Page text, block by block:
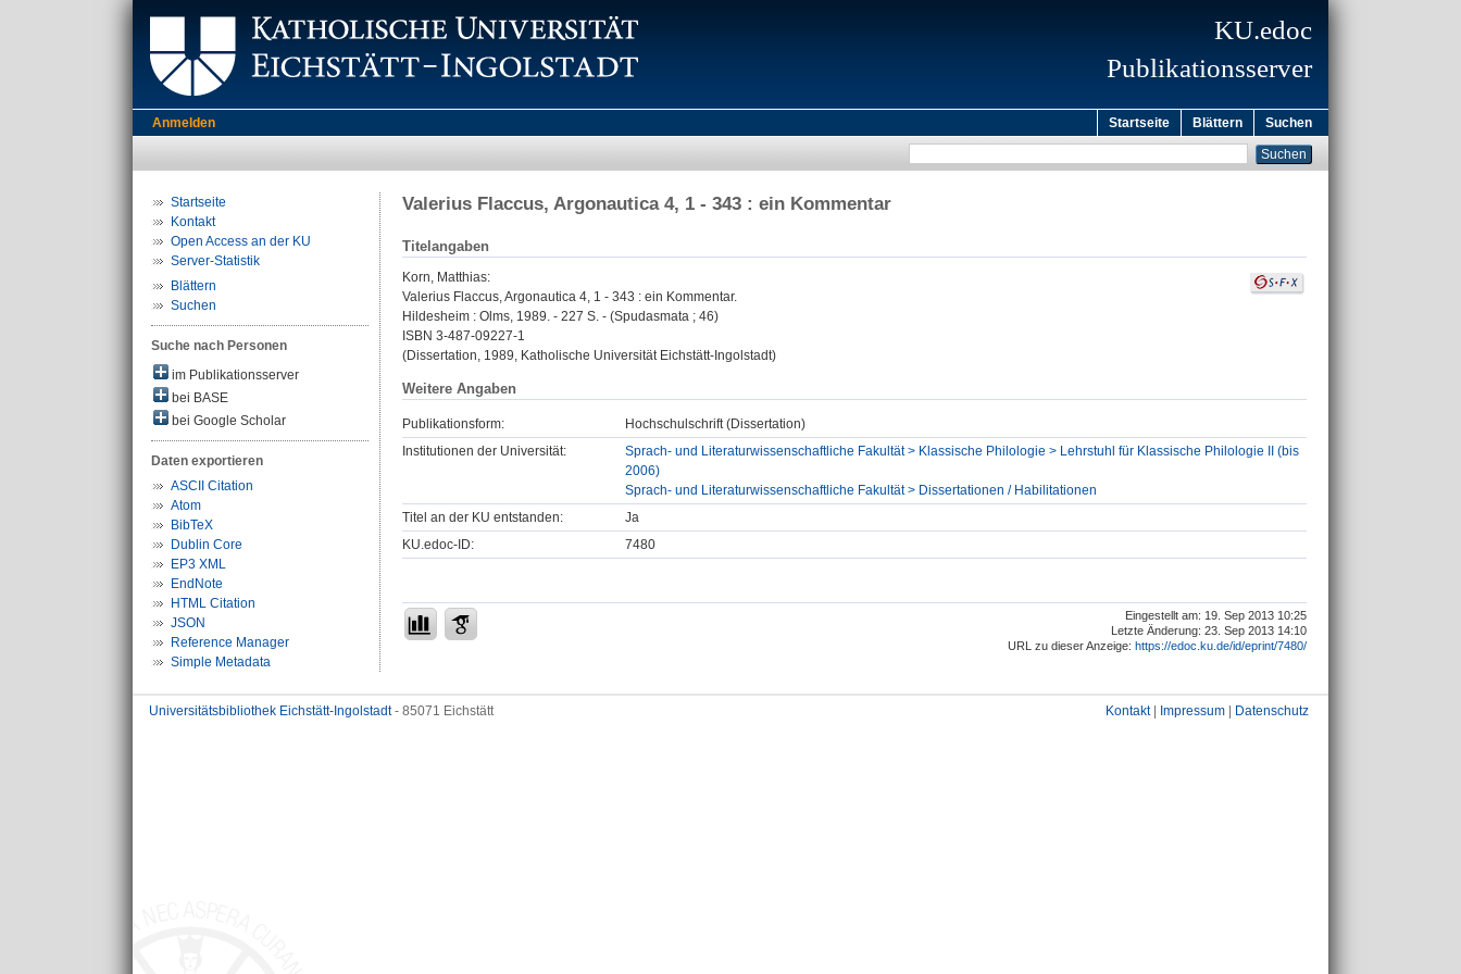
KU.edoc
Publikationsserver
Anmelden Startseite Blättern Suchen
Startseite
Kontakt
Open Access an der KU
Server-Statistik
Blättern
Suchen
Suche nach Personen
im Publikationsserver
bei BASE
bei Google Scholar
Daten exportieren
ASCII Citation
Atom
BibTeX
Dublin Core
EP3 XML
EndNote
HTML Citation
JSON
Reference Manager
Simple Metadata
Valerius Flaccus, Argonautica 4, 1 - 343 : ein Kommentar
Titelangaben
Korn, Matthias:
Valerius Flaccus, Argonautica 4, 1 - 343 : ein Kommentar.
Hildesheim : Olms, 1989. - 227 S. - (Spudasmata ; 46)
ISBN 3-487-09227-1
(Dissertation, 1989, Katholische Universität Eichstätt-Ingolstadt)
Weitere Angaben
Publikationsform:
Hochschulschrift (Dissertation)
Institutionen der Universität:
Sprach- und Literaturwissenschaftliche Fakultät > Klassische Philologie > Lehrstuhl für Klassische Philologie II (bis
2006)
Sprach- und Literaturwissenschaftliche Fakultät > Dissertationen / Habilitationen
Titel an der KU entstanden:
Ja
KU.edoc-ID:
7480
Eingestellt am: 19. Sep 2013 10:25
Letzte Änderung: 23. Sep 2013 14:10
URL zu dieser Anzeige: https://edoc.ku.de/id/eprint/7480/
Universitätsbibliothek Eichstätt-Ingolstadt- 85071 Eichstätt Kontakt| Impressum Datenschutz